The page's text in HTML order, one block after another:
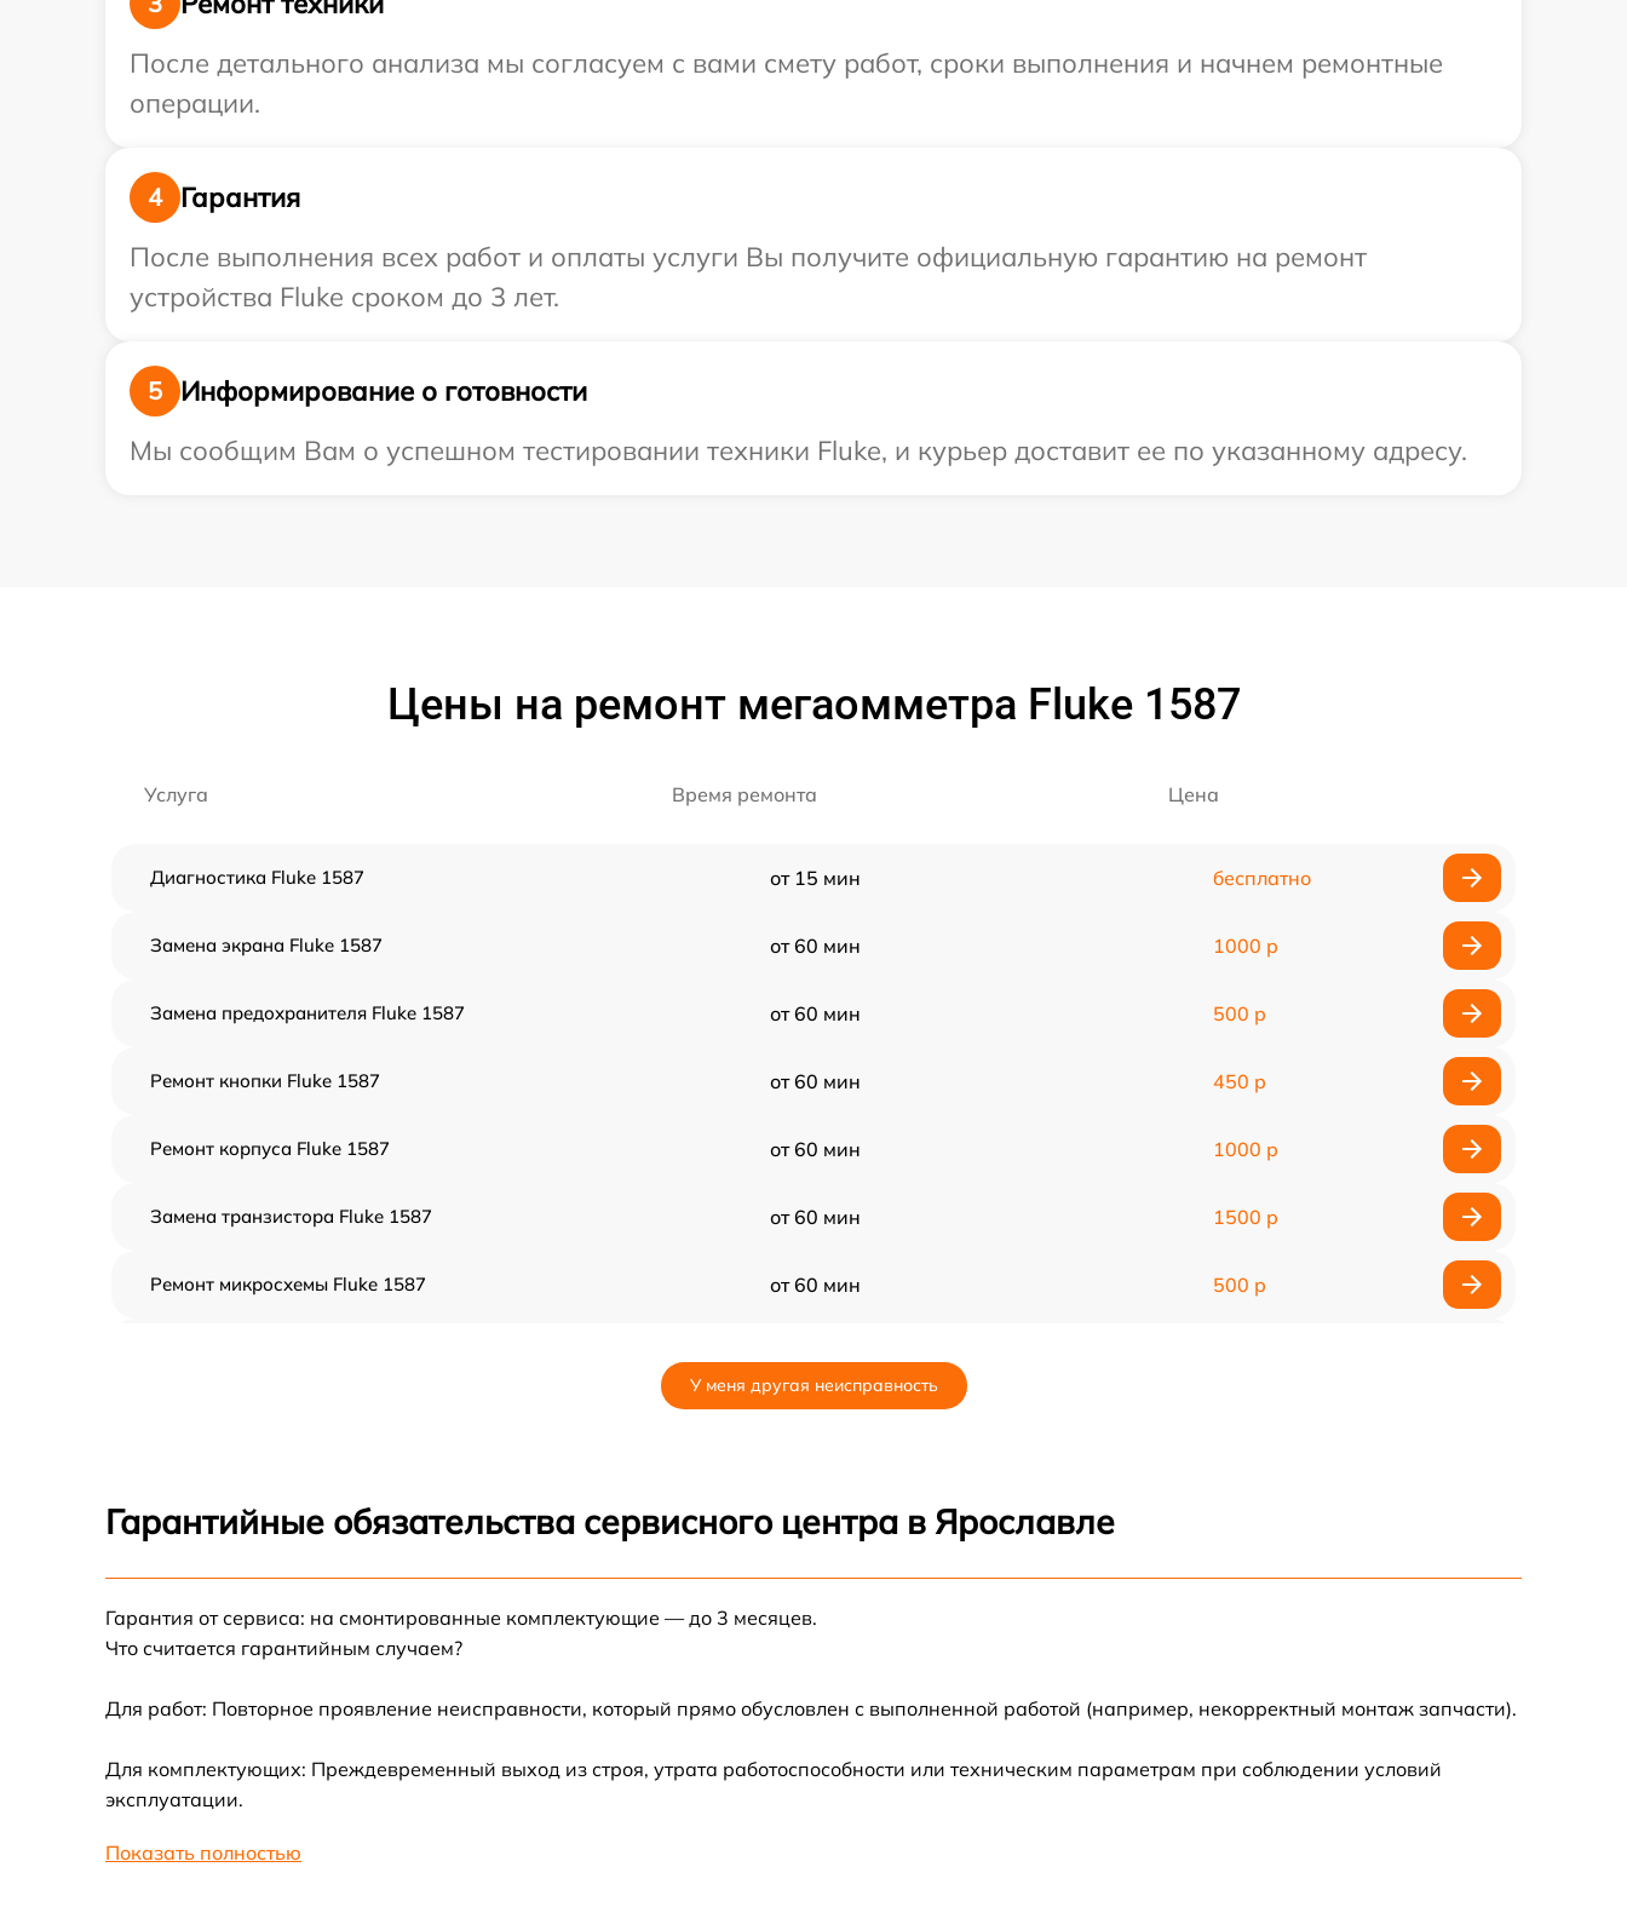
После детального анализа мы согласуем с вами смету работ, сроки выполнения и начнем ремонтные
операции.
4
Гарантия
После выполнения всех работ и оплаты услуги Вы получите официальную гарантию на ремонт
устройства Fluke сроком до 3 лет.
5
Информирование о готовности
Мы сообщим Вам о успешном тестировании техники Fluke, и курьер доставит ее по указанному адресу.
Цены на ремонт мегаомметра Fluke 1587
Услуга Время ремонта Цена
Диагностика Fluke 1587 от 15 мин бесплатно
Замена экрана Fluke 1587 от 60 мин 1000 р
Замена предохранителя Fluke 1587 от 60 мин 500 р
Ремонт кнопки Fluke 1587 от 60 мин 450 р
Ремонт корпуса Fluke 1587 от 60 мин 1000 р
Замена транзистора Fluke 1587 от 60 мин 1500 р
Ремонт микросхемы Fluke 1587 от 60 мин 500 р
У меня другая неисправность
Гарантийные обязательства сервисного центра в Ярославле
Гарантия от сервиса: на смонтированные комплектующие — до 3 месяцев.
Что считается гарантийным случаем?
Для работ: Повторное проявление неисправности, который прямо обусловлен с выполненной работой (например, некорректный монтаж запчасти).
Для комплектующих: Преждевременный выход из строя, утрата работоспособности или техническим параметрам при соблюдении условий
эксплуатации.
Показать полностью